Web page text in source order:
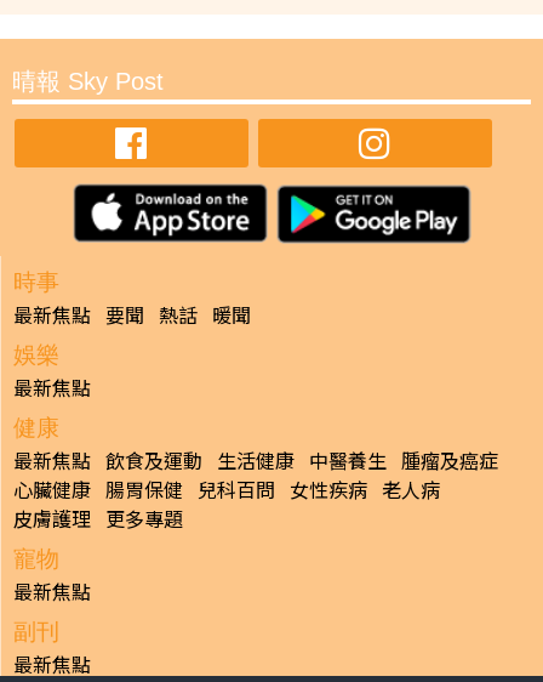
晴報 Sky Post
時事
最新焦點 要聞 熱話 暖聞
娛樂
最新焦點
健康
最新焦點 飲食及運動 生活健康 中醫養生 腫瘤及癌症
心臟健康 腸胃保健 兒科百問 女性疾病 老人病
皮膚護理 更多專題
寵物
最新焦點
副刊
最新焦點